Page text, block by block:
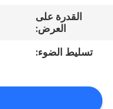
اتصل
اقتباس
القدرة على
العرض:
تسليط الضوء: